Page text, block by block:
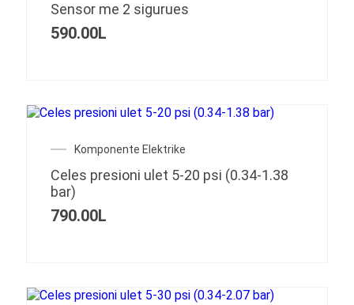
Sensor me 2 sigurues
590.00L
Komponente Elektrike
Celes presioni ulet 5-20 psi (0.34-1.38
bar)
790.00L